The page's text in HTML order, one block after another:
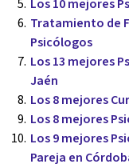
Los 10 mejores
Tratamiento de
Psicólogos
Los 13 mejores
Jaén
Los 8 mejores
Los 8 mejores
Los 9 mejores
Pareja en